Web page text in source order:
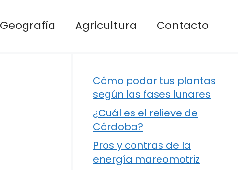
Geografía Agricultura Contacto
Cómo podar tus plantas
según las fases lunares
¿Cuál es el relieve de
Córdoba?
Pros y contras de la
energía mareomotriz